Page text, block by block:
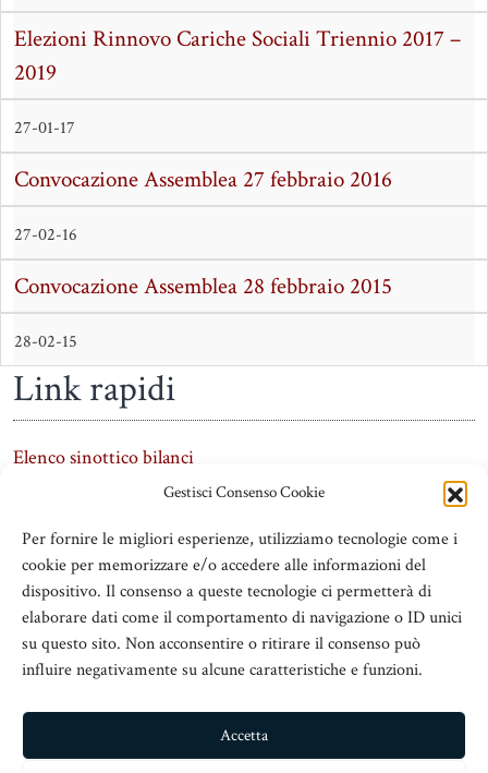
Gestisci Consenso Cookie
Per fornire le migliori esperienze, utilizziamo tecnologie come i
cookie per memorizzare e/o accedere alle informazioni del
dispositivo. Il consenso a queste tecnologie ci permetterà di
elaborare dati come il comportamento di navigazione o ID unici
su questo sito. Non acconsentire o ritirare il consenso può
influire negativamente su alcune caratteristiche e funzioni.
Accetta
Elezioni Rinnovo Cariche Sociali Triennio 2017 –
2019
27-01-17
Convocazione Assemblea 27 febbraio 2016
27-02-16
Convocazione Assemblea 28 febbraio 2015
28-02-15
Link rapidi
Elenco sinottico bilanci
ADSeT
© 2016 Associazione Dirigenti Scolastici e Territorio